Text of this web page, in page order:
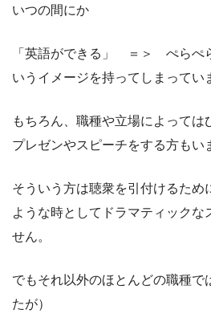
いつの間にか
「英語ができる」 ＝＞ ぺらぺ
いうイメージを持ってしまってい
もちろん、職種や立場によって
プレゼンやスピーチをする方もい
そういう方は聴衆を引付けるため
ような時としてドラマティックな
せん。
でもそれ以外のほとんどの職種で
たが）